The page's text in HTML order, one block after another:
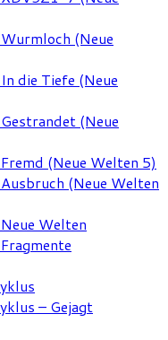
(Neue
die Tiefe (Neue
(Neue
(Neue Welten 5)
(Neue Welten
Welten
– Gejagt